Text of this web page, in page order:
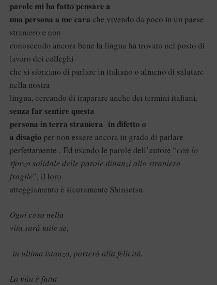
parole mi ha fatto pensare a
una persona a me cara che vivendo da poco in un paese
straniero e non
conoscendo ancora bene la lingua ha trovato nel posto di
lavoro dei colleghi
che si sforzano di parlare in italiano o almeno di salutare
nella nostra
lingua, cercando di imparare anche dei termini italiani,
senza far sentire questa
persona in terra straniera in difetto o
a disagio per non essere ancora in grado di parlare
perfettamente . Ed usando le parole dell’autore “con lo
sforzo solidale delle parole dinanzi allo straniero
fragile”, il loro
atteggiamento è sicuramente Shinsetsu.
Ogni cosa nella
vita sarà utile se,
in ultima istanza, porterà alla felicità.
La vita è fatta